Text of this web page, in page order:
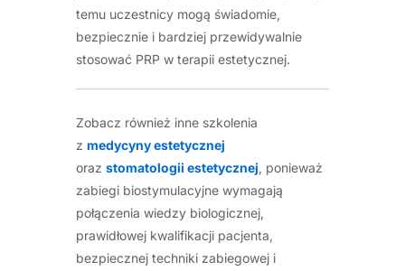
temu uczestnicy mogą świadomie,
bezpiecznie i bardziej przewidywalnie
stosować PRP w terapii estetycznej.
Zobacz również inne szkolenia
z medycyny estetycznej
oraz stomatologii estetycznej, ponieważ
zabiegi biostymulacyjne wymagają
połączenia wiedzy biologicznej,
prawidłowej kwalifikacji pacjenta,
bezpiecznej techniki zabiegowej i